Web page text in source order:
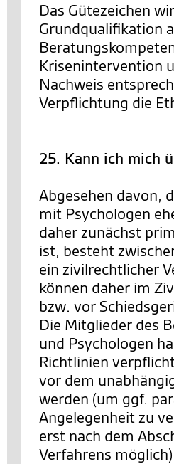
Das Gütezeichen
Grundqualifikation
Krisenintervention
Nachweis
Verpflichtung die
25. Kann ich mich
Abgesehen davon,
mit Psychologen
daher zunächst
ist, besteht
ein zivilrechtlicher
können daher im
bzw. vor
Die Mitglieder des
und Psychologen
Richtlinien
vor dem
werden (um ggf.
Angelegenheit zu
erst nach dem
Verfahrens